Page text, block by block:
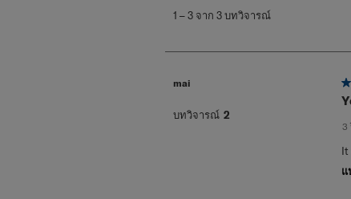
ถึง1 – 3 จาก 3 บทวิจารณ์
mai
บทวิจารณ์ 2
5
3
It
แ